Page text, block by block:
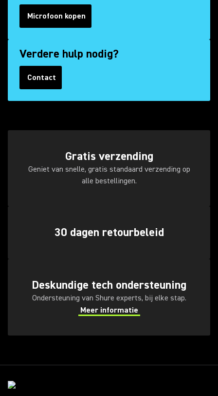
Microfoon kopen
Verdere hulp nodig?
Contact
(Opens in a new tab)
Gratis verzending
Geniet van snelle, gratis standaard verzending op
alle bestellingen.
30 dagen retourbeleid
Deskundige tech ondersteuning
Ondersteuning van Shure experts, bij elke stap.
Meer informatie